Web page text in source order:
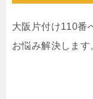
大阪片付け110番
お悩み解決します